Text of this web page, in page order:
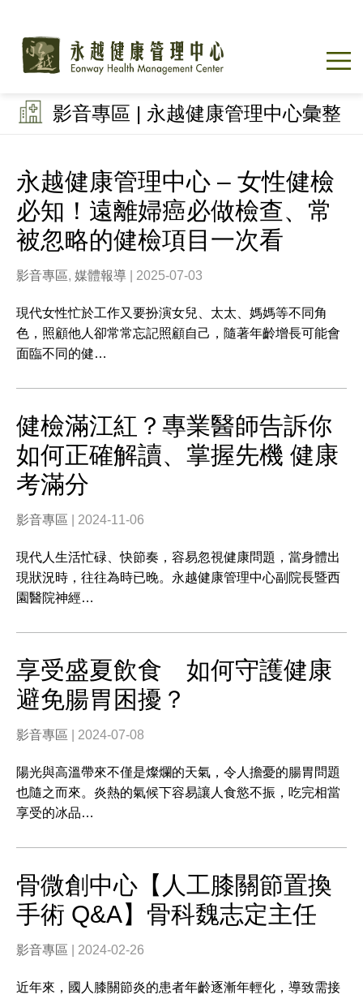
影音專區 | 永越健康管理中心彙整
永越健康管理中心 – 女性健檢
必知！遠離婦癌必做檢查、常
被忽略的健檢項目一次看
影音專區, 媒體報導 | 2025-07-03
現代女性忙於工作又要扮演女兒、太太、媽媽等不同角
色，照顧他人卻常常忘記照顧自己，隨著年齡增長可能會
面臨不同的健…
健檢滿江紅？專業醫師告訴你
如何正確解讀、掌握先機 健康
考滿分
影音專區 | 2024-11-06
現代人生活忙碌、快節奏，容易忽視健康問題，當身體出
現狀況時，往往為時已晚。永越健康管理中心副院長暨西
園醫院神經…
享受盛夏飲食 如何守護健康
避免腸胃困擾？
影音專區 | 2024-07-08
陽光與高溫帶來不僅是燦爛的天氣，令人擔憂的腸胃問題
也隨之而來。炎熱的氣候下容易讓人食慾不振，吃完相當
享受的冰品…
骨微創中心【人工膝關節置換
手術 Q&A】骨科魏志定主任
影音專區 | 2024-02-26
近年來，國人膝關節炎的患者年齡逐漸年輕化，導致需接